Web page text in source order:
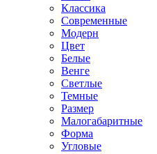
Классика
Современные
Модерн
Цвет
Белые
Венге
Светлые
Темные
Размер
Малогабаритные
Форма
Угловые